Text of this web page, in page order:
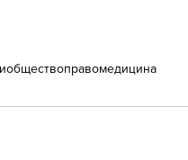
обществоправомедицина